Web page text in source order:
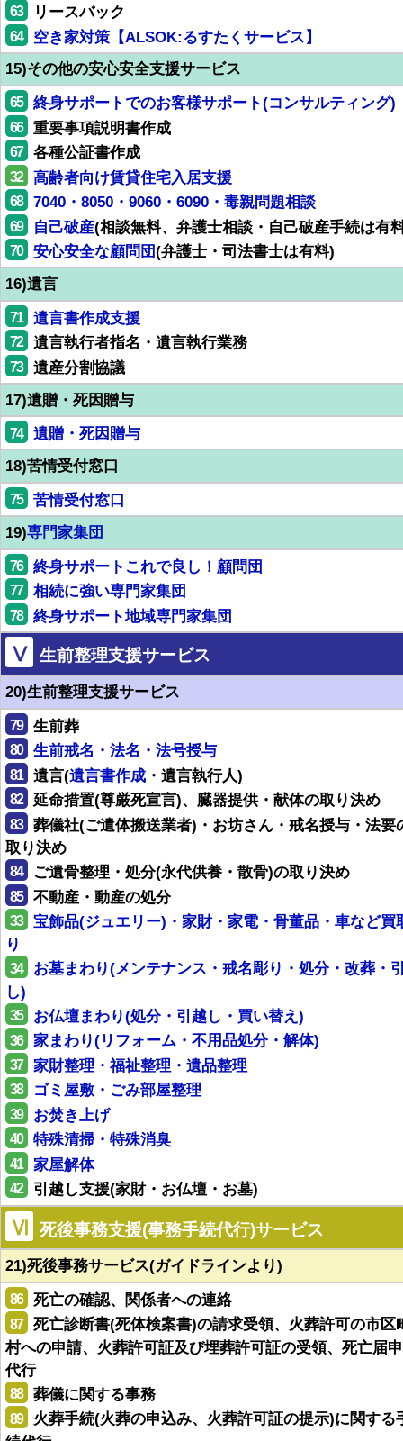
63 リースバック
64
空き家対策【ALSOK:るすたくサービス】
15)その他の安心安全支援サービス
65 終身サポートでのお客様サポート(コンサルティング)
66 重要事項説明書作成
67 各種公証書作成
32 高齢者向け賃貸住宅入居支援
68 7040・8050・9060・6090・毒親問題相談
69 自己破産(相談無料、弁護士相談・自己破産手続は有
70 安心安全な顧問団(弁護士・司法書士は有料)
16)遺言
71 遺言書作成支援
72 遺言執行者指名・遺言執行業務
73
遺産分割協議
17)遺贈・死因贈与
74
遺贈・死因贈与
18)苦情受付窓口
75
苦情受付窓口
19)専門家集団
76 終身サポートこれで良し！顧問団
77 相続に強い専門家集団
78 終身サポート地域専門家集団
Ⅴ 生前整理支援サービス
20)生前整理支援サービス
79 生前葬
80 生前戒名・法名・法号授与
81 遺言(遺言書作成 ・遺言執行人)
82 延命措置(尊厳死宣言)、臓器提供・献体の取り決め
83
葬儀社(ご遺体搬送業者)・お坊さん・戒名授与・法要
取り決め
84 ご遺骨整理・処分(永代供養・散骨)の取り決め
85 不動産・動産の処分
33
宝飾品(ジュエリー)・家財・家電・骨董品・車など買
り
34
お墓まわり(メンテナンス・戒名彫り・処分・改葬・
し)
35 お仏壇まわり(処分・引越し・買い替え)
36 家まわり(リフォーム・不用品処分・解体)
37 家財整理・福祉整理・遺品整理
38 ゴミ屋敷・ごみ部屋整理
39 お焚き上げ
40 特殊清掃・特殊消臭
41 家屋解体
42 引越し支援(家財・お仏壇・お墓)
Ⅵ 死後事務支援(事務手続代行)サービス
21)死後事務サービス(ガイドラインより)
86 死亡の確認、関係者への連絡
87
死亡診断書(死体検案書)の請求受領、火葬許可の市区
村への申請、火葬許可証及び埋葬許可証の受領、死亡届
代行
88 葬儀に関する事務
89
火葬手続(火葬の申込み、火葬許可証の提示)に関する